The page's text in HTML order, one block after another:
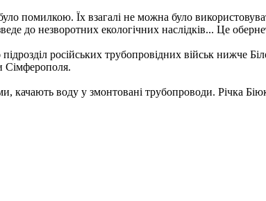
помилкою. Їх взагалі не можна було
до незворотних екологічних наслідків... Це
російських трубопровідних військ нижче
Сімферополя.
качають воду у змонтовані трубопроводи. Річка